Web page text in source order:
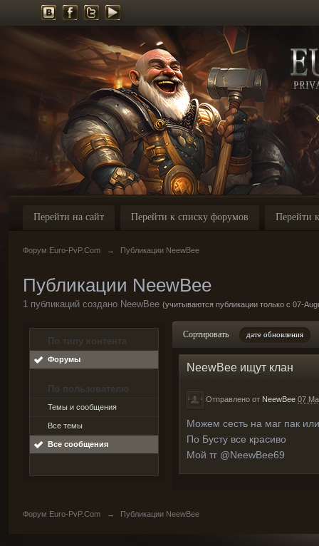
Перейти на сайт Перейти к списку форумов Перейти
Форум Euro-PvP.Com → Публикации NeewBee
Публикации NeewBee
1 публикаций создано NeewBee (учитываются публикации только с 07-
По типу контента
Форумы
По пользователю
Темы и сообщения
Все темы
Все сообщения
Сортировать дате обновления
NeewBee ищут клан
Отправлено от NeewBee 07
Можем сесть на маг пак
По Бусту все красиво
Мой тг @NeewBee69
Форум Euro-PvP.Com → Публикации NeewBee